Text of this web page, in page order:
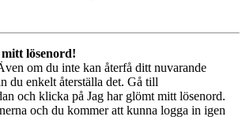
lösenord!
om du inte kan återfå ditt nuvarande
du enkelt återställa det. Gå till
och klicka på Jag har glömt mitt lösenord.
och du kommer att kunna logga in igen